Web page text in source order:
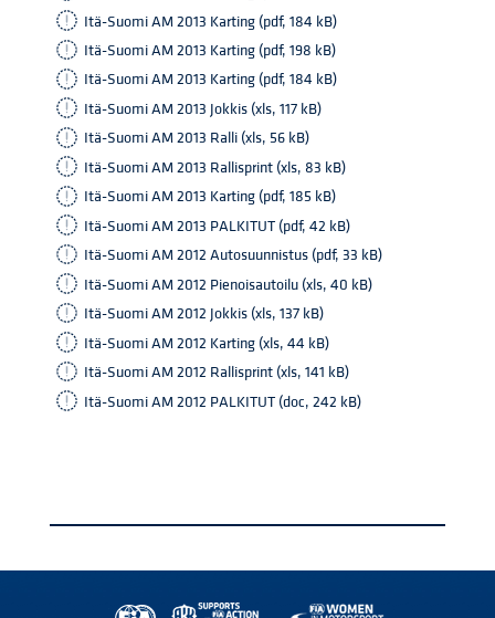
Itä-Suomi AM 2013 Karting (pdf, 184 kB)
Itä-Suomi AM 2013 Karting (pdf, 198 kB)
Itä-Suomi AM 2013 Karting (pdf, 184 kB)
Itä-Suomi AM 2013 Jokkis (xls, 117 kB)
Itä-Suomi AM 2013 Ralli (xls, 56 kB)
Itä-Suomi AM 2013 Rallisprint (xls, 83 kB)
Itä-Suomi AM 2013 Karting (pdf, 185 kB)
Itä-Suomi AM 2013 PALKITUT (pdf, 42 kB)
Itä-Suomi AM 2012 Autosuunnistus (pdf, 33 kB)
Itä-Suomi AM 2012 Pienoisautoilu (xls, 40 kB)
Itä-Suomi AM 2012 Jokkis (xls, 137 kB)
Itä-Suomi AM 2012 Karting (xls, 44 kB)
Itä-Suomi AM 2012 Rallisprint (xls, 141 kB)
Itä-Suomi AM 2012 PALKITUT (doc, 242 kB)